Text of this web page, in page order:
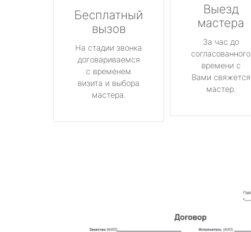
Бесплатный
вызов
На стадии звонка
договариваемся
с временем
визита и выбора
мастера.
Выезд
мастера
За час до
согласованного
времени с
Вами свяжется
мастер.